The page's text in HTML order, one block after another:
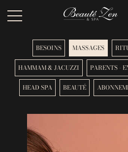
BESOINS MASSAGES
HAMMAM & JACUZZI PARENTS -
HEAD SPA BEAUTÉ